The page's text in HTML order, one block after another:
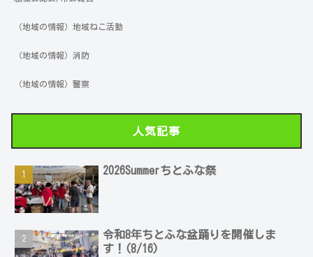
（地域の情報）地域ねこ活動
（地域の情報）消防
（地域の情報）警察
人気記事
2026Summerちとふな祭
令和8年ちとふな盆踊りを開催しま
す！(8/16)